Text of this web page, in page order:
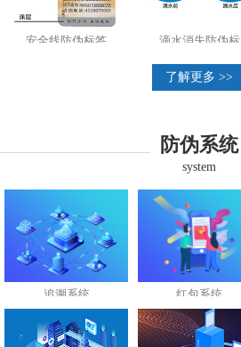
安全线防伪标签 滴水消失防伪标
了解更多 >>
防伪系统
system
追溯系统 红包系统